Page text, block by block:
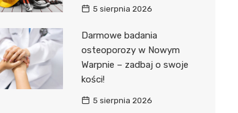
5 sierpnia 2026
Darmowe badania
osteoporozy w Nowym
Warpnie – zadbaj o swoje
kości!
5 sierpnia 2026